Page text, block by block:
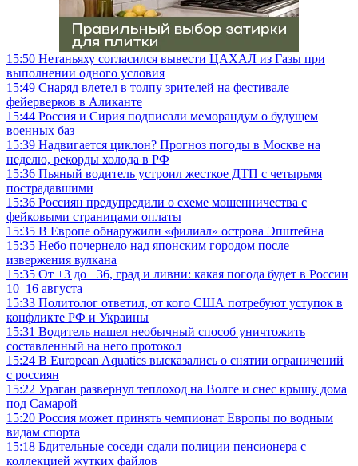
15:50 Нетаньяху согласился вывести ЦАХАЛ из Газы при
выполнении одного условия
15:49 Снаряд влетел в толпу зрителей на фестивале
фейерверков в Аликанте
15:44 Россия и Сирия подписали меморандум о будущем
военных баз
15:39 Надвигается циклон? Прогноз погоды в Москве на
неделю, рекорды холода в РФ
15:36 Пьяный водитель устроил жесткое ДТП с четырьмя
пострадавшими
15:36 Россиян предупредили о схеме мошенничества с
фейковыми страницами оплаты
15:35 В Европе обнаружили «филиал» острова Эпштейна
15:35 Небо почернело над японским городом после
извержения вулкана
15:35 От +3 до +36, град и ливни: какая погода будет в России
10–16 августа
15:33 Политолог ответил, от кого США потребуют уступок в
конфликте РФ и Украины
15:31 Водитель нашел необычный способ уничтожить
составленный на него протокол
15:24 В European Aquatics высказались о снятии ограничений
с россиян
15:22 Ураган развернул теплоход на Волге и снес крышу дома
под Самарой
15:20 Россия может принять чемпионат Европы по водным
видам спорта
15:18 Бдительные соседи сдали полиции пенсионера с
коллекцией жутких файлов